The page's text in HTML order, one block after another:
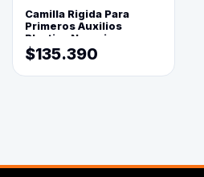
Camilla Rigida Para
Primeros Auxilios
Plastica Naranja
$135.390